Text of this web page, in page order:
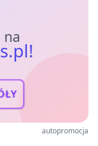
na
autopromocja